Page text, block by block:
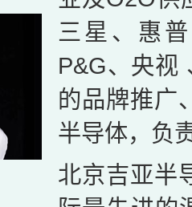
三星、惠
P&G、央视
的品牌推广
半导体，负
北京吉亚半